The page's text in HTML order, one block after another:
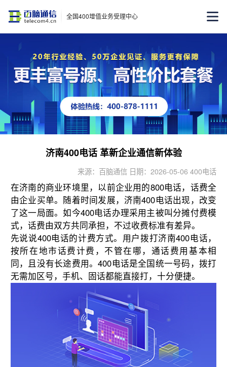
全国400增值业务受理中心
济南400电话 革新企业通信新体验
来源：百脑通信 日期：2026-05-06 400电话
在济南的商业环境里，以前企业用的800电话，话费全
由企业买单。随着时间发展，济南400电话出现，改变
了这一局面。如今400电话办理采用主被叫分摊付费模
式，话费由双方共同承担，不过收费标准有差异。
先说说400电话的计费方式。用户拨打济南400电话，
按所在地市话费计费，不管在哪，通话费用基本相
同，且没有长途费用。400电话是全国统一号码，拨打
无需加区号，手机、固话都能直接打，十分便捷。